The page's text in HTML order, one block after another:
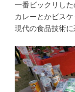
一番ビックリし
カレーとかビス
現代の食品技術に